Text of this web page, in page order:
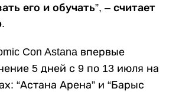
его и обучать”, – считает
Con Astana впервые
5 дней с 9 по 13 июля на
“Астана Арена” и “Барыс